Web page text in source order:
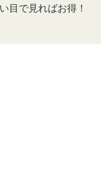
目で見ればお得！